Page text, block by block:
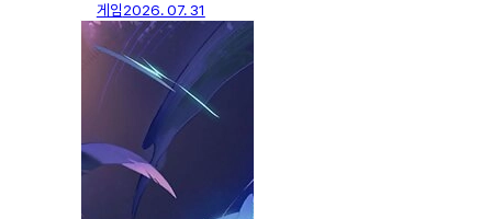
게임2026. 07. 31